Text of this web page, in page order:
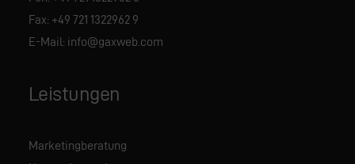
Fax: +49 721 1322962 9
E-Mail: info@gaxweb.com
Leistungen
Marketingberatung